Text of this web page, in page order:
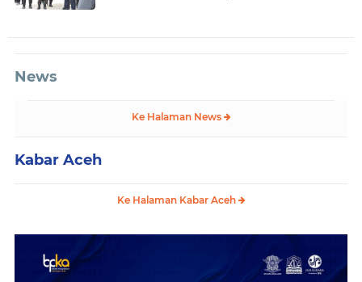
News
Ke Halaman News
Kabar Aceh
Ke Halaman Kabar Aceh